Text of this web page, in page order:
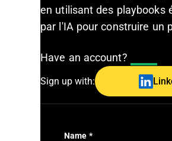
en utilisant des playbooks
par l'IA pour construire un
Have an account?
Sign up with:
Name *